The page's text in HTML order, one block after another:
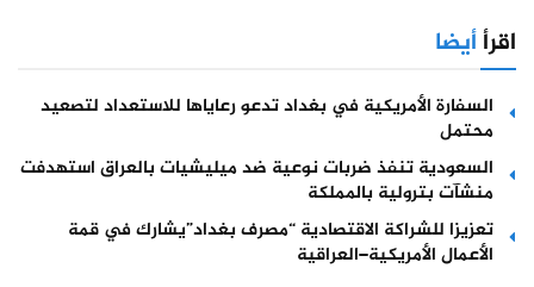
اقرأأيضا
السفارة الأمريكية في بغداد تدعو رعاياها للاستعداد لتصعيد
محتمل
السعودية تنفذ ضربات نوعية ضد ميليشيات بالعراق استهدفت
منشآت بترولية بالمملكة
تعزيزا للشراكة الاقتصادية “مصرف بغداد”يشارك في قمة
الأعمال الأمريكية–العراقية